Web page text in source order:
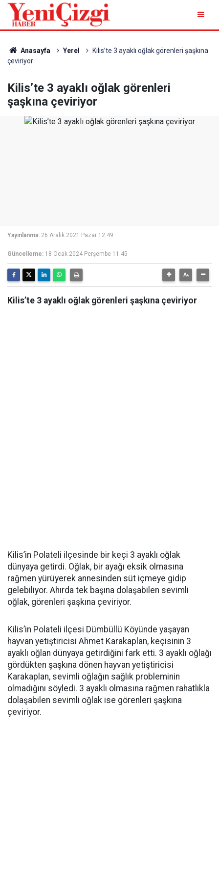
Anasayfa Yerel
Kilis’te 3 ayaklı oğlak görenleri şaşkına
çeviriyor
Kilis’te 3 ayaklı oğlak görenleri
şaşkına çeviriyor
Yayınlanma: 26 Aralık 2021 Pazar 12:49
Güncelleme: 18 Ocak 2024 Perşembe 11:45
Kilis’te 3 ayaklı oğlak görenleri şaşkına çeviriyor
Kilis’in Polateli ilçesinde bir keçi 3 ayaklı oğlak
dünyaya getirdi. Oğlak, bir ayağı eksik olmasına
rağmen yürüyerek annesinden süt içmeye gidip
gelebiliyor. Ahırda tek başına dolaşabilen sevimli
oğlak, görenleri şaşkına çeviriyor.
Kilis’in Polateli ilçesi Dümbüllü Köyünde yaşayan
hayvan yetiştiricisi Ahmet Karakaplan, keçisinin 3
ayaklı oğlan dünyaya getirdiğini fark etti. 3 ayaklı oğlağı
gördükten şaşkına dönen hayvan yetiştiricisi
Karakaplan, sevimli oğlağın sağlık probleminin
olmadığını söyledi. 3 ayaklı olmasına rağmen rahatlıkla
dolaşabilen sevimli oğlak ise görenleri şaşkına
çeviriyor.